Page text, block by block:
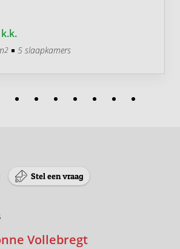
2 5 slaapkamers
Stel een vraag
Vollebregt